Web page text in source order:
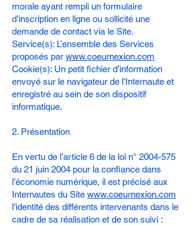
morale ayant rempli un formulaire
d’inscription en ligne ou sollicité une
demande de contact via le Site.
Service(s): L’ensemble des Services
proposés par www.coeurnexion.com
Cookie(s): Un petit fichier d’information
envoyé sur le navigateur de l’Internaute et
enregistré au sein de son dispositif
informatique.
2. Présentation
En vertu de l’article 6 de la loi n° 2004-575
du 21 juin 2004 pour la confiance dans
l’économie numérique, il est précisé aux
Internautes du Site www.coeurnexion.com
l’identité des différents intervenants dans le
cadre de sa réalisation et de son suivi :